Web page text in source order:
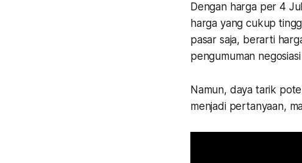
Dengan harga per 4
harga yang cukup
pasar saja, berarti
pengumuman
Namun, daya tarik
menjadi pertanyaan,